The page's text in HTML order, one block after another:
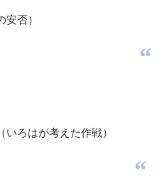
安否）
“
いろはが考えた作戦）
“